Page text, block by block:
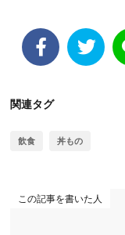
関連タグ
飲食 丼もの
この記事を書いた人